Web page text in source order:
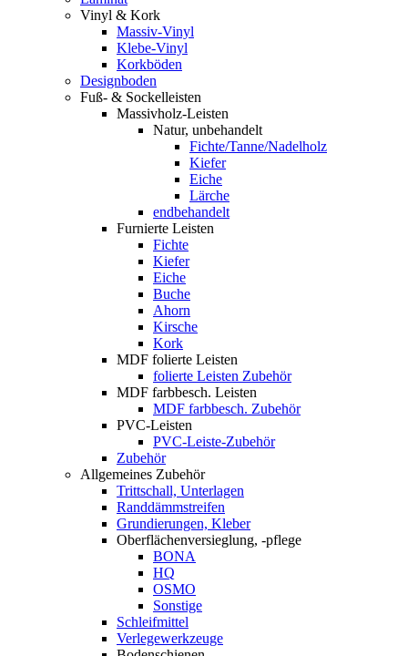
Vinyl & Kork
Massiv-Vinyl
Klebe-Vinyl
Korkböden
Designboden
Fuß- & Sockelleisten
Massivholz-Leisten
Natur, unbehandelt
Fichte/Tanne/Nadelholz
Kiefer
Eiche
Lärche
endbehandelt
Furnierte Leisten
Fichte
Kiefer
Eiche
Buche
Ahorn
Kirsche
Kork
MDF folierte Leisten
folierte Leisten Zubehör
MDF farbbesch. Leisten
MDF farbbesch. Zubehör
PVC-Leisten
PVC-Leiste-Zubehör
Zubehör
Allgemeines Zubehör
Trittschall, Unterlagen
Randdämmstreifen
Grundierungen, Kleber
Oberflächenversieglung, -pflege
BONA
HQ
OSMO
Sonstige
Schleifmittel
Verlegewerkzeuge